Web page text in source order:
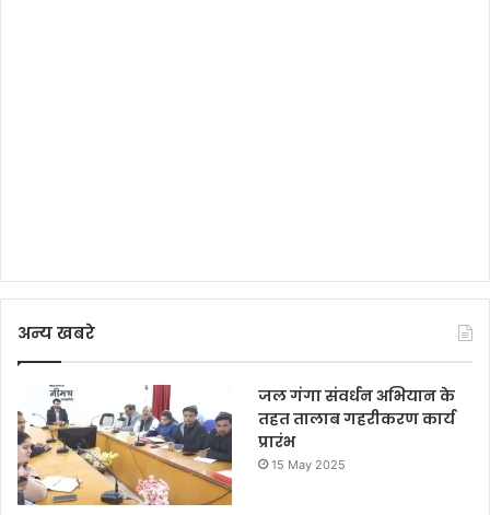
अन्य खबरे
जल गंगा संवर्धन अभियान के
तहत तालाब गहरीकरण कार्य
प्रारंभ
15 May 2025